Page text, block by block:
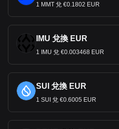
1 MMT 兌 €0.1802 EUR
IMU 兌換 EUR
1 IMU 兌 €0.003468 EUR
SUI 兌換 EUR
1 SUI 兌 €0.6005 EUR